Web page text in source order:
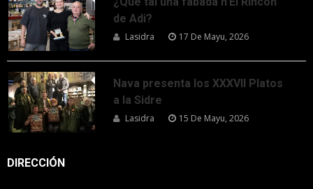
de Adi?
Lasidra 17 De Mayu, 2026
Nava presenta los XXXVII Platos
a la Sidre
Lasidra 15 De Mayu, 2026
DIRECCIÓN